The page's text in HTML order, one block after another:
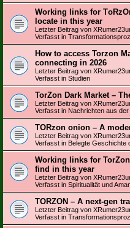
Working links for
locate in this year
Letzter Beitrag von
Verfasst in
How to access Torzon
connecting in 2026
Letzter Beitrag von
Verfasst in Studien
TorZon Dark Market –
Letzter Beitrag von
Verfasst in Nachrichten aus
TORzon onion – A
Letzter Beitrag von
Verfasst in Belegte Geschichte
Working links for
find in this year
Letzter Beitrag von
Verfasst in Spiritualität und
ТОRZON – A next-gen
Letzter Beitrag von
Verfasst in